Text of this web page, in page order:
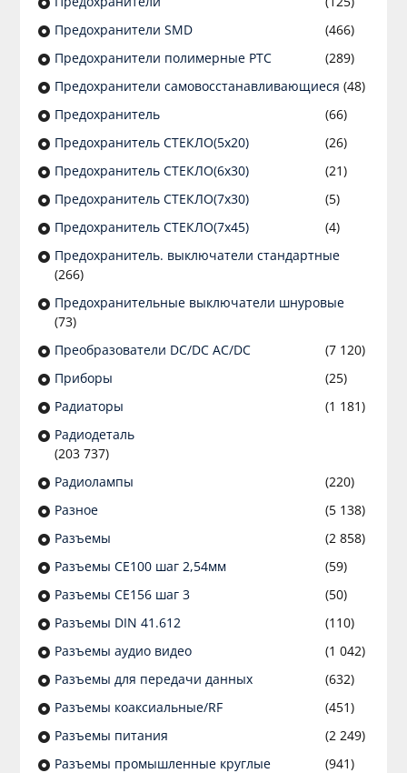
Предохранители SMD
(466)
Предохранители полимерные PTC
(289)
Предохранители самовосстанавливающиеся (48)
Предохранитель
(66)
Предохранитель СТЕКЛО(5х20)
(26)
Предохранитель СТЕКЛО(6х30)
(21)
Предохранитель СТЕКЛО(7х30)
(5)
Предохранитель СТЕКЛО(7х45)
(4)
Предохранитель. выключатели стандартные
(266)
Предохранительные выключатели шнуровые
(73)
Преобразователи DC/DC AC/DC
(7 120)
Приборы
(25)
Радиаторы
(1 181)
Радиодеталь
(203 737)
Радиолампы
(220)
Разное
(5 138)
Разъeмы
(2 858)
Разъeмы CE100 шаг 2,54мм
(59)
Разъeмы CE156 шаг 3
(50)
Разъeмы DIN 41.612
(110)
Разъeмы аудио видео
(1 042)
Разъeмы для передачи данных
(632)
Разъeмы коаксиальные/RF
(451)
Разъeмы питания
(2 249)
Разъeмы промышленные круглые
(941)